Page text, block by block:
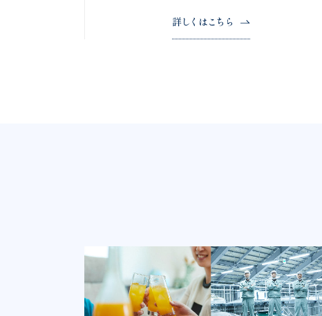
詳しくはこちら